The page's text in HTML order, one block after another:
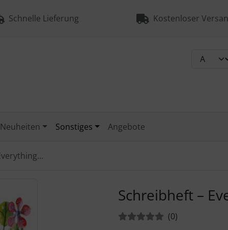
Schnelle Lieferung Kostenloser
Neuheiten Sonstiges Angebote
Schreibheft –
Bewertungen:(0Bewertungen
)